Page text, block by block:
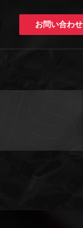
お問い合わせ